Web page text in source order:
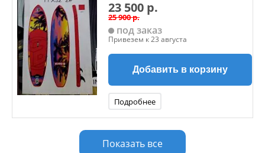
23 500 р.
25 900 р.
под заказ
Привезем к 23 августа
Добавить в корзину
Подробнее
Показать все